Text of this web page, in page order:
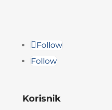
Follow
Follow
Korisnik